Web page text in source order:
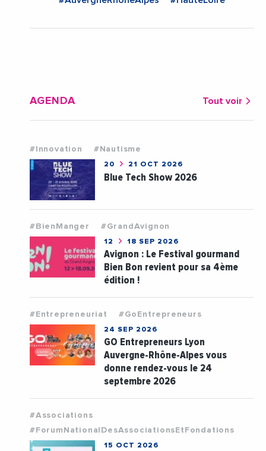
AGENDA Tout voir
#Innovation #Nautisme
20 21 OCT 2026
Blue Tech Show 2026
#BienManger #GrandAvignon
12 18 SEP 2026
Avignon : Le Festival gourmand
Bien Bon revient pour sa 4ème
édition !
#Entrepreneuriat #GoEntrepreneurs
24 SEP 2026
GO Entrepreneurs Lyon
Auvergne-Rhône-Alpes vous
donne rendez-vous le 24
septembre 2026
#Associations
#ForumNationalDesAssociationsEtFondations
15 OCT 2026